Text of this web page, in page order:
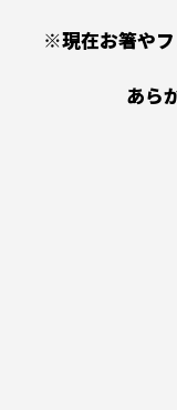
※現在お箸やフ
あら